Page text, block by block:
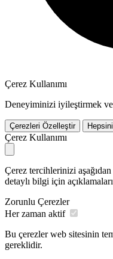
Çerez Kullanımı
Deneyiminizi iyileştirmek
Çerezleri Özelleştir
Çerez Kullanımı
Çerez tercihlerinizi
detaylı bilgi için
Zorunlu Çerezler
Her zaman aktif
Bu çerezler web sitesinin
gereklidir.